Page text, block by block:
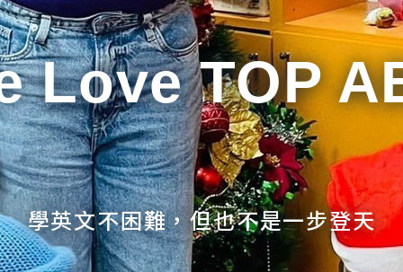
Love TOP
學英文不困難，但也不是一步登天